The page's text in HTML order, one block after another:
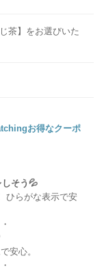
茶】をお選びいた
お得なクーポ
そう💦
ひらがな表示で安
安心。